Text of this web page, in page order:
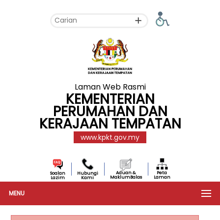
Laman Web Rasmi
KEMENTERIAN
PERUMAHAN DAN
KERAJAAN TEMPATAN
www.kpkt.gov.my
Soalan
Lazim
Hubungi
Kami
Aduan &
MaklumBalas
Peta
Laman
MENU